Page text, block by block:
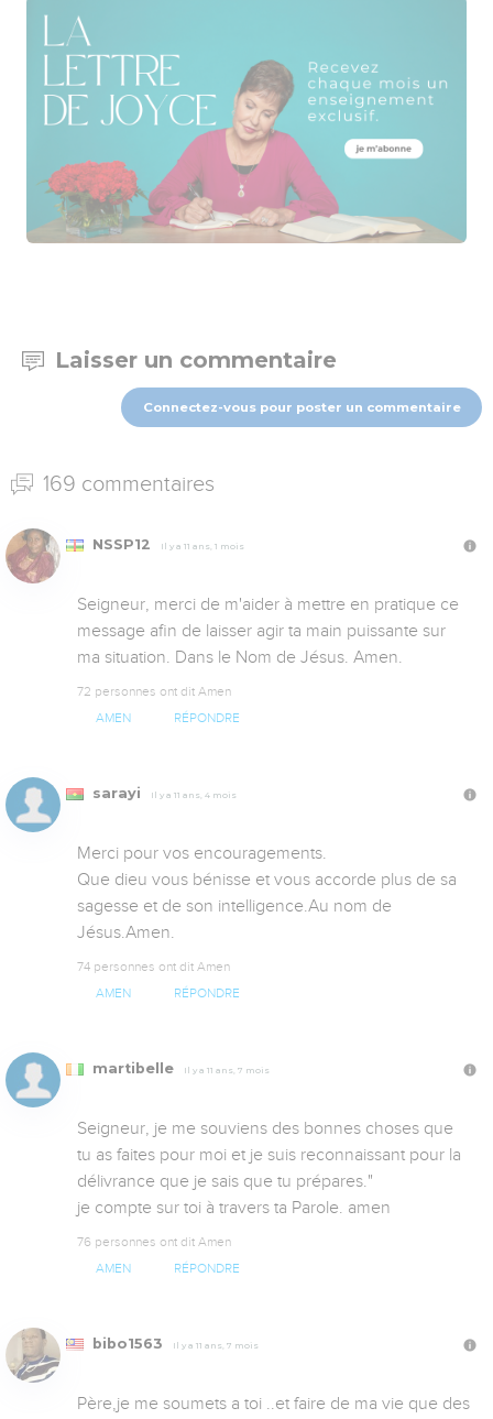
Laisser un commentaire
Connectez-vous pour poster un commentaire
169 commentaires
NSSP12 Il y a 11 ans, 1 mois
Seigneur, merci de m'aider à mettre en pratique ce
message afin de laisser agir ta main puissante sur
ma situation. Dans le Nom de Jésus. Amen.
72 personnes ont dit Amen
AMEN RÉPONDRE
sarayi Il y a 11 ans, 4 mois
Merci pour vos encouragements.
Que dieu vous bénisse et vous accorde plus de sa
sagesse et de son intelligence.Au nom de
Jésus.Amen.
74 personnes ont dit Amen
AMEN RÉPONDRE
martibelle Il y a 11 ans, 7 mois
Seigneur, je me souviens des bonnes choses que
tu as faites pour moi et je suis reconnaissant pour la
délivrance que je sais que tu prépares."
je compte sur toi à travers ta Parole. amen
76 personnes ont dit Amen
AMEN RÉPONDRE
bibo1563 Il y a 11 ans, 7 mois
Père,je me soumets a toi ..et faire de ma vie que des